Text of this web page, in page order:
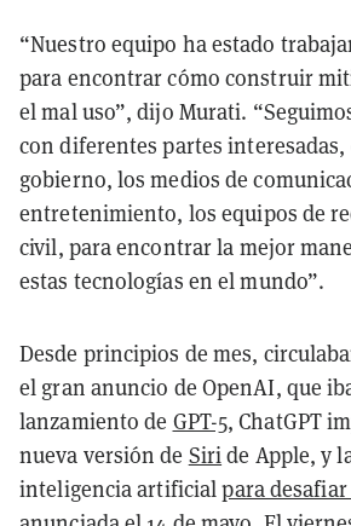
“Nuestro equipo ha estado
para encontrar cómo construir
el mal uso”, dijo Murati.
con diferentes partes interesadas,
gobierno, los medios de
entretenimiento, los equipos de
civil, para encontrar la mejor
estas tecnologías en el mundo”.
Desde principios de mes,
el gran anuncio de OpenAI, que
lanzamiento de GPT-5, ChatGPT
nueva versión de Siride Apple, y
inteligencia artificialpara desafiar